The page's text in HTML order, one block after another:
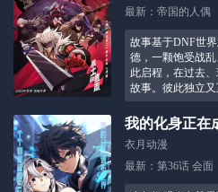
最新：帝国的人偶
故事基于DNF世
德，一颗饱受战
此启程，在过去
故事。彼此独立
花。让我们一起
我的化身正在
衣月动漫
最新：第36话 会面